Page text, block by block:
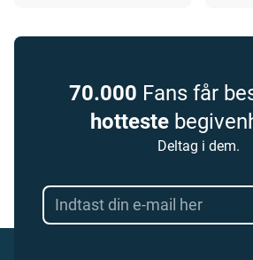
70.000 Fans får
hotteste
Deltag i dem.